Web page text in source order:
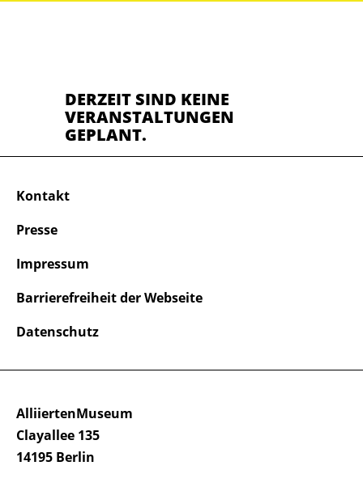
DERZEIT SIND KEINE
VERANSTALTUNGEN
GEPLANT.
AlliiertenMuseum
Clayallee 135
14195 Berlin
Kontakt
Presse
Impressum
Barrierefreiheit der Webseite
Datenschutz